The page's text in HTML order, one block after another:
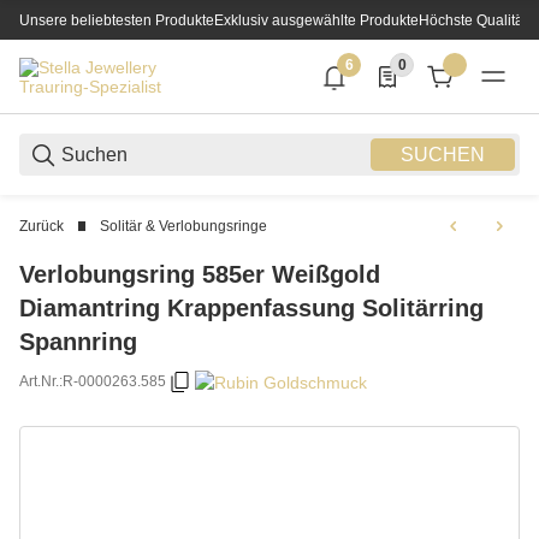
Unsere beliebtesten ProdukteExklusiv ausgewählte ProdukteHöchste Qualität
SUCHEN
6
6 neue Notifizierungen
0
0 Produkte in der
Zurück Solitär & Verlobungsringe
Verlobungsring 585er Weißgold
Diamantring Krappenfassung Solitärring
Spannring
Art.Nr.:R-0000263.585